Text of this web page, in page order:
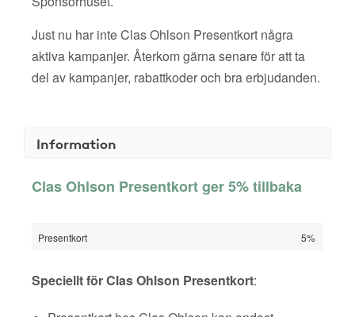
Just nu har inte Clas Ohlson Presentkort några
aktiva kampanjer. Återkom gärna senare för att ta
del av kampanjer, rabattkoder och bra erbjudanden.
Information
Clas Ohlson Presentkort ger 5% tillbaka
Presentkort 5%
Speciellt för Clas Ohlson Presentkort: